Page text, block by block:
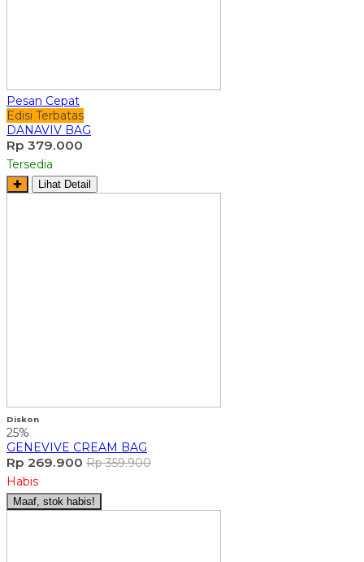
Pesan Cepat
Edisi Terbatas
DANAVIV BAG
Rp 379.000
Tersedia
✚ Lihat Detail
Diskon
25%
GENEVIVE CREAM BAG
Rp 269.900 Rp 359.900
Habis
Maaf, stok habis!